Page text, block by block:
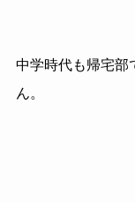
中学時代も帰宅部
ん。